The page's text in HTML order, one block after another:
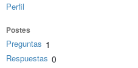
Perfil
Postes
Preguntas 1
Respuestas 0